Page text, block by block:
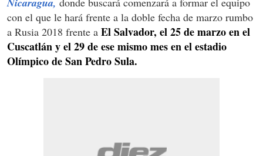
con el que le hará frente a la doble fecha de marzo rumbo
a Rusia 2018 frente a El Salvador, el 25 de marzo en el
Cuscatlán y el 29 de ese mismo mes en el estadio
Olímpico de San Pedro Sula.